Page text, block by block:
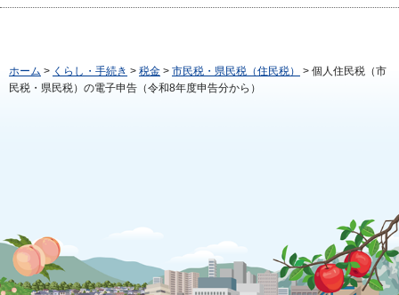
ホーム > くらし・手続き > 税金 > 市民税・県民税（住民税）
> 個人住民税（市
民税・県民税）の電子申告（令和8年度申告分から）